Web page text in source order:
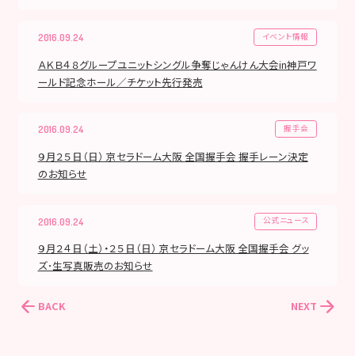
2016.09.24 イベント情報
ＡＫＢ４８グループユニットシングル争奪じゃんけん大会in神戸ワ
ールド記念ホール／チケット先行発売
2016.09.24 握手会
９月２５日（日） 京セラドーム大阪 全国握手会 握手レーン決定
のお知らせ
2016.09.24 公式ニュース
９月２４日（土）・２５日（日） 京セラドーム大阪 全国握手会 グッ
ズ･生写真販売のお知らせ
BACK NEXT